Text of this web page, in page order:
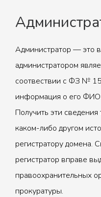
Администратор — это
администратором
соотвествии с ФЗ №
информация о его ФИО
Получить эти
каком-либо другом
регистратору домена.
регистратор вправе
правоохранительных
прокуратуры.